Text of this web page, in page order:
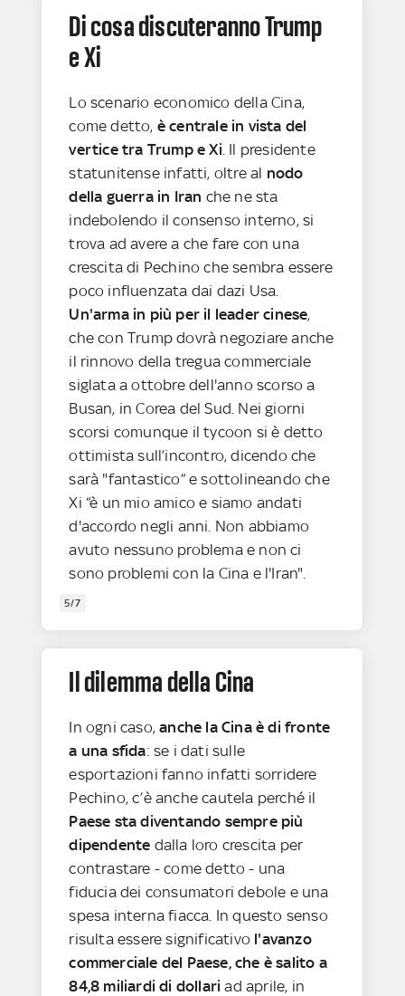
Di cosa discuteranno Trump
e Xi
Lo scenario economico della Cina,
come detto, è centrale in vista del
vertice tra Trump e Xi . Il presidente
statunitense infatti, oltre al nodo
della guerra in Iran che ne sta
indebolendo il consenso interno, si
trova ad avere a che fare con una
crescita di Pechino che sembra essere
poco influenzata dai dazi Usa.
Un'arma in più per il leader cinese,
che con Trump dovrà negoziare anche
il rinnovo della tregua commerciale
siglata a ottobre dell'anno scorso a
Busan, in Corea del Sud. Nei giorni
scorsi comunque il tycoon si è detto
ottimista sull’incontro, dicendo che
sarà "fantastico” e sottolineando che
Xi “è un mio amico e siamo andati
d'accordo negli anni. Non abbiamo
avuto nessuno problema e non ci
sono problemi con la Cina e l'Iran".
5/7
Il dilemma della Cina
In ogni caso,anche la Cina è di fronte
a una sfida: se i dati sulle
esportazioni fanno infatti sorridere
Pechino, c’è anche cautela perché il
Paese sta diventando sempre più
dipendente dalla loro crescita per
contrastare - come detto - una
fiducia dei consumatori debole e una
spesa interna fiacca. In questo senso
risulta essere significativo l'avanzo
commerciale del Paese, che è salito a
84,8 miliardi di dollariad aprile, in